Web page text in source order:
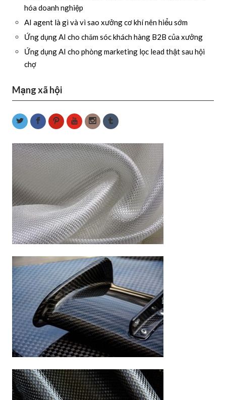
hóa doanh nghiệp
AI agent là gì và vì sao xưởng cơ khí nên hiểu sớm
Ứng dụng AI cho chăm sóc khách hàng B2B của xưởng
Ứng dụng AI cho phòng marketing lọc lead thật sau hội
chợ
Mạng xã hội